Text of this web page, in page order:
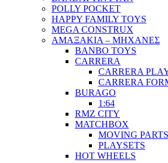
POLLY POCKET
HAPPY FAMILY TOYS
MEGA CONSTRUX
ΑΜΑΞΑΚΙΑ – ΜΗΧΑΝΕΣ
BANBO TOYS
CARRERA
CARRERA
CARRERA
BURAGO
1:64
RMZ CITY
MATCHBOX
MOVING PARTS
PLAYSETS
HOT WHEELS